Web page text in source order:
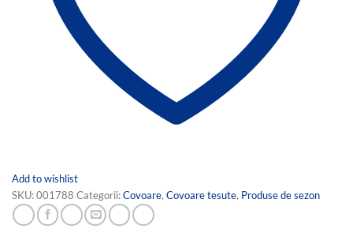
Add to wishlist
SKU:001788 Categorii:Covoare, Covoare tesute, Produse de sezon